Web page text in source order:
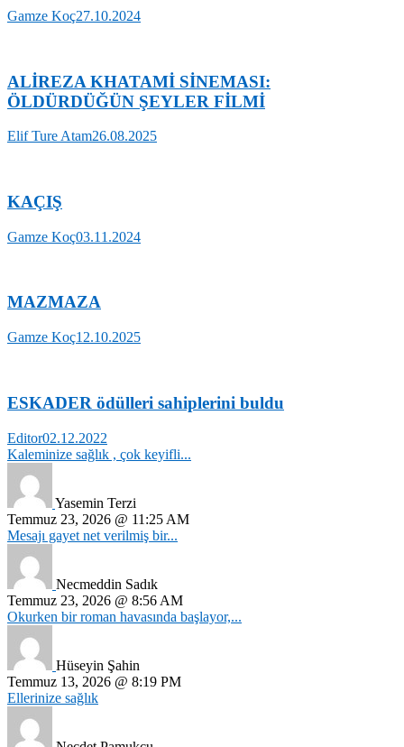
Gamze Koç27.10.2024
ALİREZA KHATAMİ SİNEMASI:
ÖLDÜRDÜĞÜN ŞEYLER FİLMİ
Elif Ture Atam26.08.2025
KAÇIŞ
Gamze Koç03.11.2024
MAZMAZA
Gamze Koç12.10.2025
ESKADER ödülleri sahiplerini buldu
Editor02.12.2022
Kaleminize sağlık , çok keyifli...
Yasemin Terzi
Temmuz 23, 2026 @ 11:25 AM
Mesajı gayet net verilmiş bir...
Necmeddin Sadık
Temmuz 23, 2026 @ 8:56 AM
Okurken bir roman havasında başlayor,...
Hüseyin Şahin
Temmuz 13, 2026 @ 8:19 PM
Ellerinize sağlık